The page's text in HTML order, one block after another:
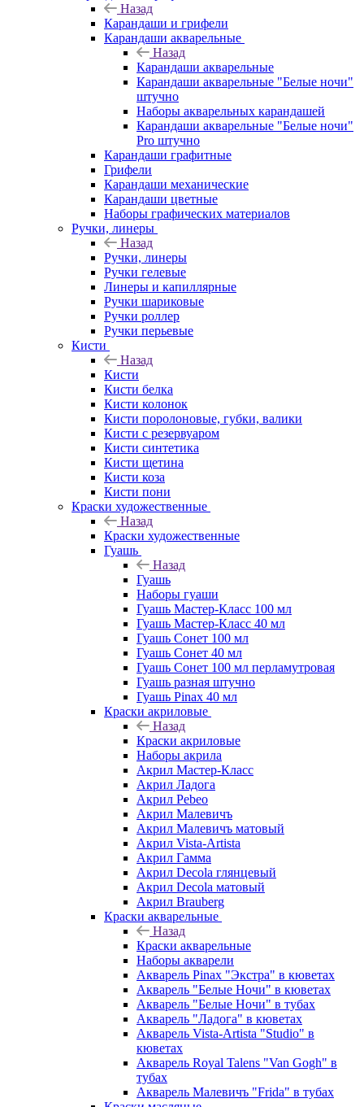
Назад
Карандаши и грифели
Карандаши акварельные
Назад
Карандаши акварельные
Карандаши акварельные "Белые ночи"
штучно
Наборы акварельных карандашей
Карандаши акварельные "Белые ночи"
Pro штучно
Карандаши графитные
Грифели
Карандаши механические
Карандаши цветные
Наборы графических материалов
Ручки, линеры
Назад
Ручки, линеры
Ручки гелевые
Линеры и капиллярные
Ручки шариковые
Ручки роллер
Ручки перьевые
Кисти
Назад
Кисти
Кисти белка
Кисти колонок
Кисти поролоновые, губки, валики
Кисти с резервуаром
Кисти синтетика
Кисти щетина
Кисти коза
Кисти пони
Краски художественные
Назад
Краски художественные
Гуашь
Назад
Гуашь
Наборы гуаши
Гуашь Мастер-Класс 100 мл
Гуашь Мастер-Класс 40 мл
Гуашь Сонет 100 мл
Гуашь Сонет 40 мл
Гуашь Сонет 100 мл перламутровая
Гуашь разная штучно
Гуашь Pinax 40 мл
Краски акриловые
Назад
Краски акриловые
Наборы акрила
Акрил Мастер-Класс
Акрил Ладога
Акрил Pebeo
Акрил Малевичъ
Акрил Малевичъ матовый
Акрил Vista-Artista
Акрил Гамма
Акрил Decola глянцевый
Акрил Decola матовый
Акрил Brauberg
Краски акварельные
Назад
Краски акварельные
Наборы акварели
Акварель Pinax "Экстра" в кюветах
Акварель "Белые Ночи" в кюветах
Акварель "Белые Ночи" в тубах
Акварель "Ладога" в кюветах
Акварель Vista-Artista "Studio" в
кюветах
Акварель Royal Talens "Van Gogh" в
тубах
Акварель Малевичъ "Frida" в тубах